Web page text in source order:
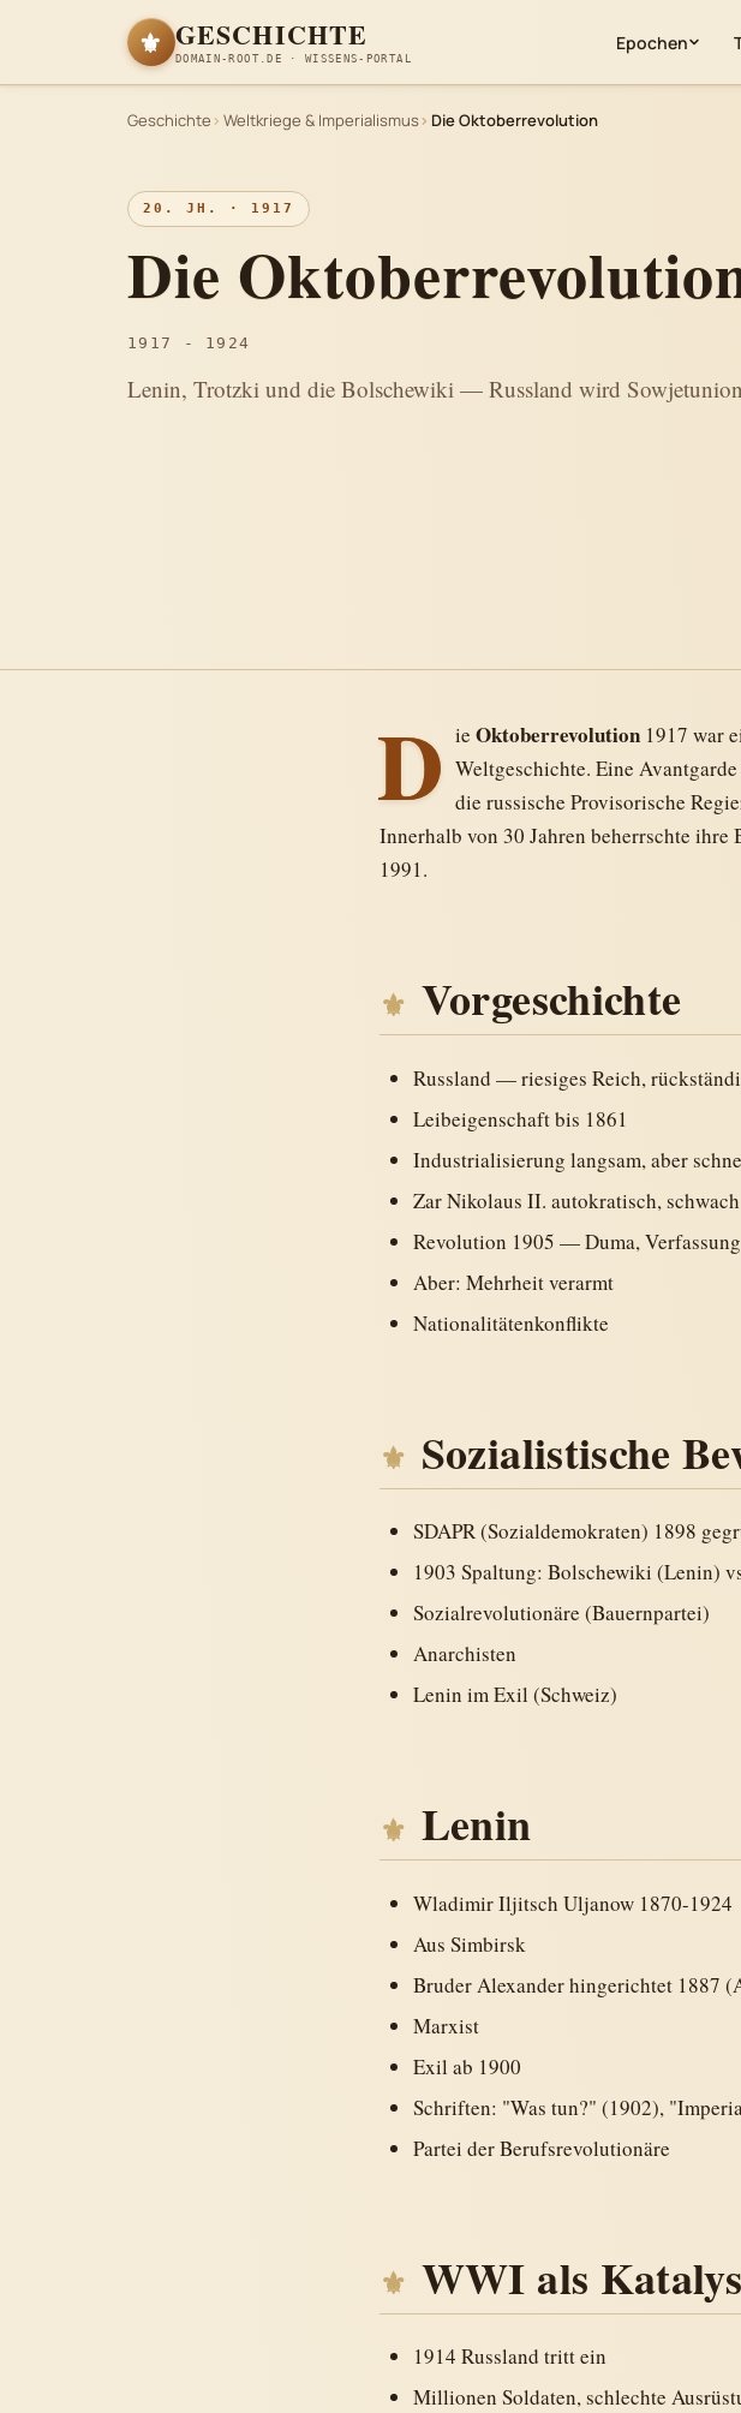
⚜ GESCHICHTE
DOMAIN-ROOT.DE · WISSENS-PORTAL
Epochen
Geschichte Weltkriege & Imperialismus Die Oktoberrevolution
20. JH. · 1917
Die
1917 - 1924
Lenin, Trotzki und die Bolschewiki — Russland wird
D ie Oktoberrevolution 1917 war
Weltgeschichte. Eine
die russische Provisorische
Innerhalb von 30 Jahren beherrschte
1991.
Vorgeschichte
Russland — riesiges Reich,
Leibeigenschaft bis 1861
Industrialisierung langsam, aber
Zar Nikolaus II. autokratisch, schwach
Revolution 1905 — Duma, Verfassung
Aber: Mehrheit verarmt
Nationalitätenkonflikte
Sozialistische
SDAPR (Sozialdemokraten) 1898
1903 Spaltung: Bolschewiki (Lenin)
Sozialrevolutionäre (Bauernpartei)
Anarchisten
Lenin im Exil (Schweiz)
Lenin
Wladimir Iljitsch Uljanow 1870-1924
Aus Simbirsk
Bruder Alexander hingerichtet 1887
Marxist
Exil ab 1900
Schriften: "Was tun?" (1902),
Partei der Berufsrevolutionäre
WWI als
1914 Russland tritt ein
Millionen Soldaten, schlechte